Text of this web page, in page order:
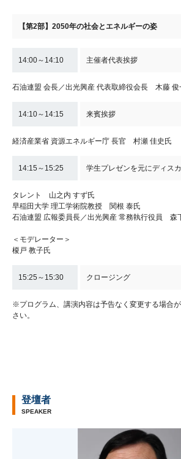
【第2部】2050年の社会とエネルギーの姿
14:00～14:10 主催者代表挨拶
石油連盟 会長／出光興産 代表取締役会長 木藤 俊
14:10～14:15 来賓挨拶
経済産業省 資源エネルギー庁 長官 村瀬 佳史氏
14:15～15:25 学生プレゼンを元にディス
タレント 山之内 すず氏
早稲田大学 理工学術院教授 関根 泰氏
石油連盟 広報委員長／出光興産 常務執行役員 森
＜モデレーター＞
榎戸 教子氏
15:25～15:30 クロージング
※プログラム、講演内容は予告なく変更する場合
さい。
登壇者
SPEAKER